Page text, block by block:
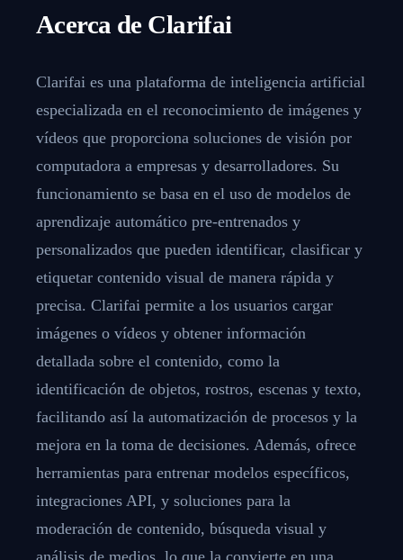
Acerca de Clarifai
Clarifai es una plataforma de inteligencia artificial
especializada en el reconocimiento de imágenes y
vídeos que proporciona soluciones de visión por
computadora a empresas y desarrolladores. Su
funcionamiento se basa en el uso de modelos de
aprendizaje automático pre-entrenados y
personalizados que pueden identificar, clasificar y
etiquetar contenido visual de manera rápida y
precisa. Clarifai permite a los usuarios cargar
imágenes o vídeos y obtener información
detallada sobre el contenido, como la
identificación de objetos, rostros, escenas y texto,
facilitando así la automatización de procesos y la
mejora en la toma de decisiones. Además, ofrece
herramientas para entrenar modelos específicos,
integraciones API, y soluciones para la
moderación de contenido, búsqueda visual y
análisis de medios, lo que la convierte en una